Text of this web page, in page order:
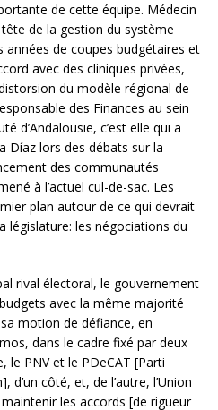
de cette équipe. Médecin
de la gestion du système
années de coupes budgétaires et
avec des cliniques privées,
du modèle régional de
des Finances au sein
d’Andalousie, c’est elle qui a
Díaz lors des débats sur la
des communautés
à l’actuel cul-de-sac. Les
plan autour de ce qui devrait
législature: les négociations du
rival électoral, le gouvernement
avec la même majorité
motion de défiance, en
dans le cadre fixé par deux
le PNV et le PDeCAT [Parti
côté, et, de l’autre, l’Union
les accords [de rigueur